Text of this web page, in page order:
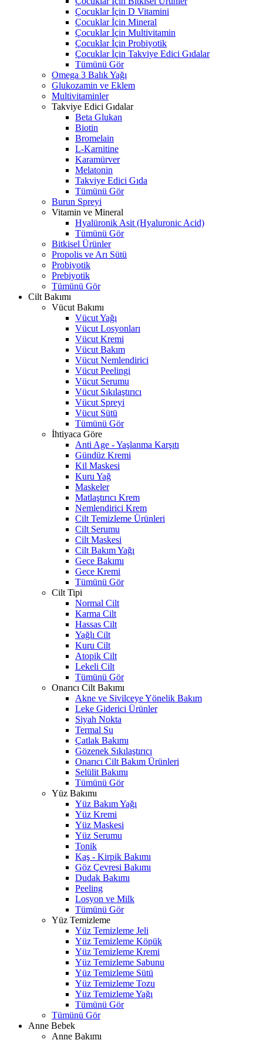
Çocuklar İçin D Vitamini
Çocuklar İçin Mineral
Çocuklar İçin Multivitamin
Çocuklar İçin Probiyotik
Çocuklar İçin Takviye Edici Gıdalar
Tümünü Gör
Omega 3 Balık Yağı
Glukozamin ve Eklem
Multivitaminler
Takviye Edici Gıdalar
Beta Glukan
Biotin
Bromelain
L-Karnitine
Karamürver
Melatonin
Takviye Edici Gıda
Tümünü Gör
Burun Spreyi
Vitamin ve Mineral
Hyalüronik Asit (Hyaluronic Acid)
Tümünü Gör
Bitkisel Ürünler
Propolis ve Arı Sütü
Probiyotik
Prebiyotik
Tümünü Gör
Cilt Bakımı
Vücut Bakımı
Vücut Yağı
Vücut Losyonları
Vücut Kremi
Vücut Bakım
Vücut Nemlendirici
Vücut Peelingi
Vücut Serumu
Vücut Sıkılaştırıcı
Vücut Spreyi
Vücut Sütü
Tümünü Gör
İhtiyaca Göre
Anti Age - Yaşlanma Karşıtı
Gündüz Kremi
Kil Maskesi
Kuru Yağ
Maskeler
Matlaştırıcı Krem
Nemlendirici Krem
Cilt Temizleme Ürünleri
Cilt Serumu
Cilt Maskesi
Cilt Bakım Yağı
Gece Bakımı
Gece Kremi
Tümünü Gör
Cilt Tipi
Normal Cilt
Karma Cilt
Hassas Cilt
Yağlı Cilt
Kuru Cilt
Atopik Cilt
Lekeli Cilt
Tümünü Gör
Onarıcı Cilt Bakımı
Akne ve Sivilceye Yönelik Bakım
Leke Giderici Ürünler
Siyah Nokta
Termal Su
Çatlak Bakımı
Gözenek Sıkılaştırıcı
Onarıcı Cilt Bakım Ürünleri
Selülit Bakımı
Tümünü Gör
Yüz Bakımı
Yüz Bakım Yağı
Yüz Kremi
Yüz Maskesi
Yüz Serumu
Tonik
Kaş - Kirpik Bakımı
Göz Çevresi Bakımı
Dudak Bakımı
Peeling
Losyon ve Milk
Tümünü Gör
Yüz Temizleme
Yüz Temizleme Jeli
Yüz Temizleme Köpük
Yüz Temizleme Kremi
Yüz Temizleme Sabunu
Yüz Temizleme Sütü
Yüz Temizleme Tozu
Yüz Temizleme Yağı
Tümünü Gör
Tümünü Gör
Anne Bebek
Anne Bakımı